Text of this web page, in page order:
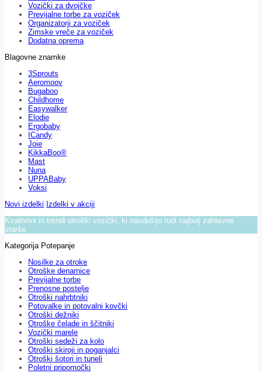
Vozički za dvojčke
Previjalne torbe za voziček
Organizatorji za voziček
Zimske vreče za voziček
Dodatna oprema
Blagovne znamke
3Sprouts
Aeromoov
Bugaboo
Childhome
Easywalker
Elodie
Ergobaby
ICandy
Joie
KikkaBoo®
Mast
Nuna
UPPABaby
Voksi
Novi izdelki Izdelki v akciji
Kvalitetni in trendi otroški vozički, ki navdušijo tudi najbolj zahtevne
starše.
Kategorija Potepanje
Nosilke za otroke
Otroške denarnice
Previjalne torbe
Prenosne postelje
Otroški nahrbtniki
Potovalke in potovalni kovčki
Otroški dežniki
Otroške čelade in ščitniki
Vozički marele
Otroški sedeži za kolo
Otroški skiroji in poganjalci
Otroški šotori in tuneli
Poletni pripomočki